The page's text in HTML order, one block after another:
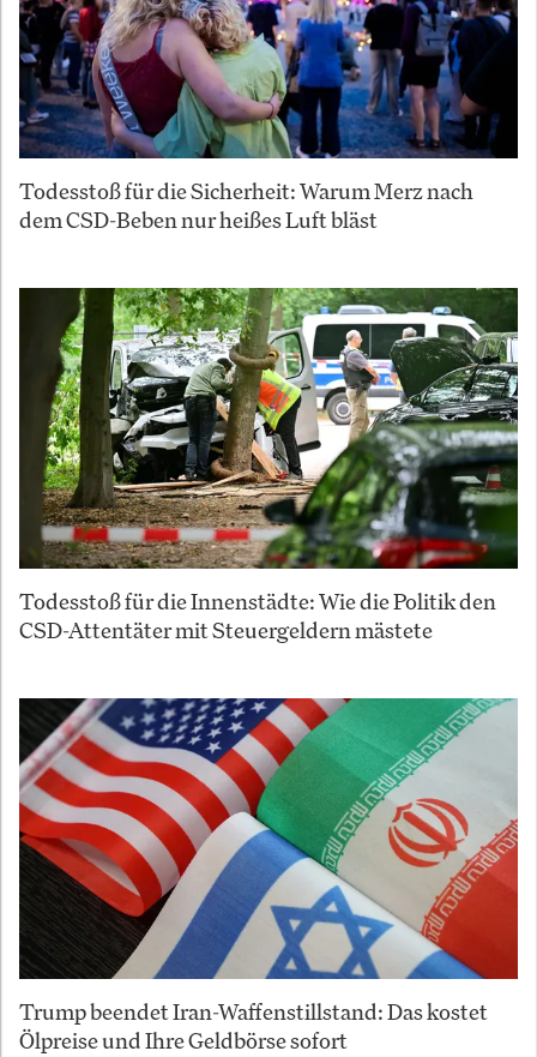
Todesstoß für die Sicherheit: Warum Merz nach
dem CSD-Beben nur heißes Luft bläst
Todesstoß für die Innenstädte: Wie die Politik den
CSD-Attentäter mit Steuergeldern mästete
Trump beendet Iran-Waffenstillstand: Das kostet
Ölpreise und Ihre Geldbörse sofort